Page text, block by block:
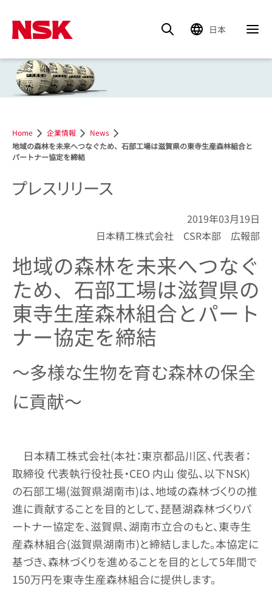
Home 企業情報
News
地域の森林を未来へつなぐため、石部工場は滋賀県の東寺生産森林組合と
パートナー協定を締結
日本
プレスリリース
2019年03月19日
日本精工株式会社 CSR本部 広報部
地域の森林を未来へつなぐ
ため、石部工場は滋賀県の
東寺生産森林組合とパート
ナー協定を締結
～多様な生物を育む森林の保全
に貢献～
日本精工株式会社(本社：東京都品川区、代表者：
取締役 代表執行役社長・CEO 内山 俊弘、以下NSK)
の石部工場(滋賀県湖南市)は、地域の森林づくりの推
進に貢献することを目的として、琵琶湖森林づくりパ
ートナー協定を、滋賀県、湖南市立合のもと、東寺生
産森林組合(滋賀県湖南市)と締結しました。本協定に
基づき、森林づくりを進めることを目的として5年間で
150万円を東寺生産森林組合に提供します。